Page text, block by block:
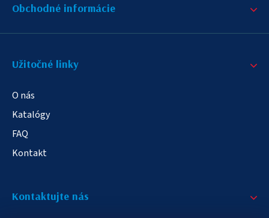
Obchodné informácie
Užitočné linky
O nás
Katalógy
FAQ
Kontakt
Kontaktujte nás